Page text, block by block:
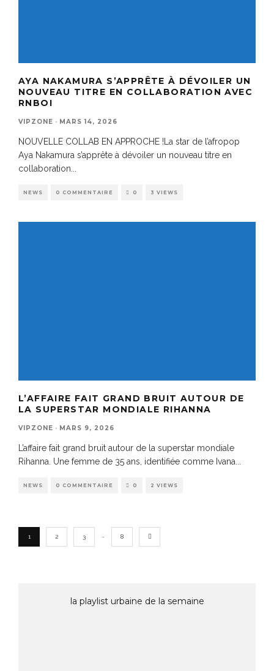
AYA NAKAMURA S’APPRÊTE À DÉVOILER UN
NOUVEAU TITRE EN COLLABORATION AVEC
RNBOI
VIPZONE · MARS 14, 2026
NOUVELLE COLLAB EN APPROCHE !La star de l’afropop
Aya Nakamura s’apprête à dévoiler un nouveau titre en
collaboration
NEWS 0 COMMENTAIRE 0 3 VIEWS
L’AFFAIRE FAIT GRAND BRUIT AUTOUR DE
LA SUPERSTAR MONDIALE RIHANNA
VIPZONE · MARS 9, 2026
L’affaire fait grand bruit autour de la superstar mondiale
Rihanna. Une femme de 35 ans, identifiée comme Ivana
NEWS 0 COMMENTAIRE 0 2 VIEWS
1 2 3 8
la playlist urbaine de la semaine